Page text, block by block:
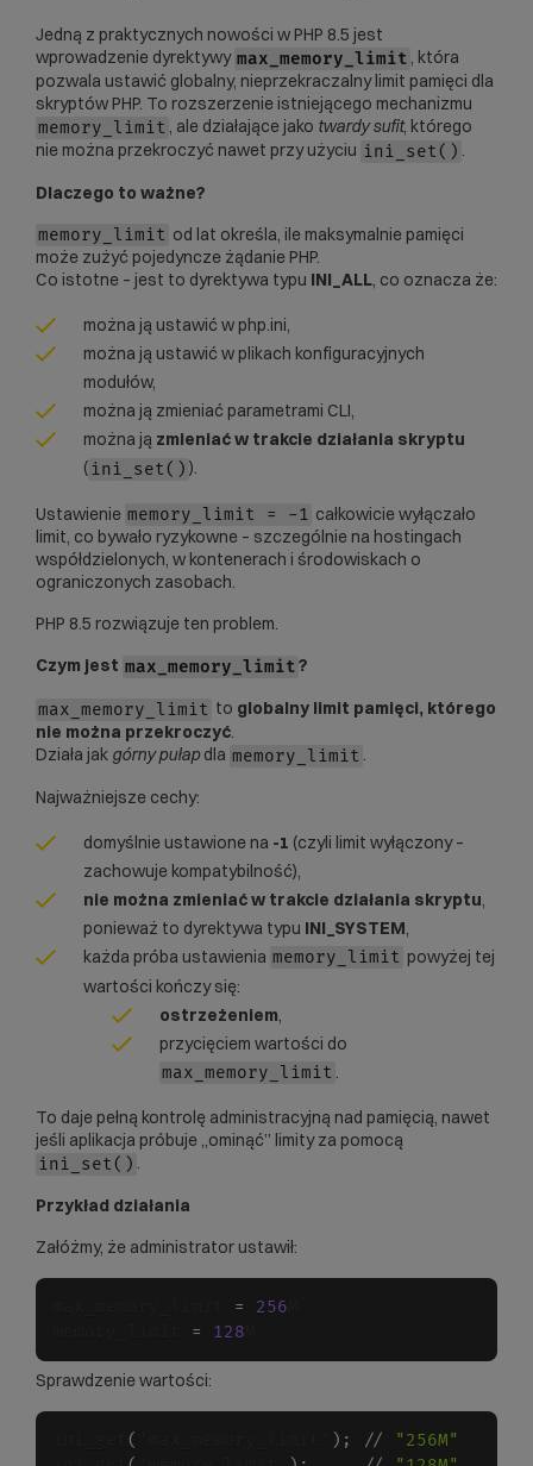
Jedną z praktycznych nowości w PHP 8.5 jest
wprowadzenie dyrektywy max_memory_limit , która
pozwala ustawić globalny, nieprzekraczalny limit pamięci dla
skryptów PHP. To rozszerzenie istniejącego mechanizmu
memory_limit , ale działające jako twardy sufit, którego
nie można przekroczyć nawet przy użyciu ini_set() .
Dlaczego to ważne?
memory_limit od lat określa, ile maksymalnie pamięci
może zużyć pojedyncze żądanie PHP.
Co istotne – jest to dyrektywa typu INI_ALL, co oznacza że:
można ją ustawić w php.ini,
można ją ustawić w plikach konfiguracyjnych
modułów,
można ją zmieniać parametrami CLI,
można ją zmieniać w trakcie działania skryptu
(ini_set() ).
Ustawienie memory_limit = -1 całkowicie wyłączało
limit, co bywało ryzykowne – szczególnie na hostingach
współdzielonych, w kontenerach i środowiskach o
ograniczonych zasobach.
PHP 8.5 rozwiązuje ten problem.
Czym jest max_memory_limit?
max_memory_limit to globalny limit pamięci, którego
nie można przekroczyć.
Działa jak górny pułapdla memory_limit .
Najważniejsze cechy:
domyślnie ustawione na -1 (czyli limit wyłączony –
zachowuje kompatybilność),
nie można zmieniać w trakcie działania skryptu,
ponieważ to dyrektywa typu INI_SYSTEM,
każda próba ustawienia memory_limit powyżej tej
wartości kończy się:
ostrzeżeniem,
przycięciem wartości do
max_memory_limit .
To daje pełną kontrolę administracyjną nad pamięcią, nawet
jeśli aplikacja próbuje „ominąć” limity za pomocą
ini_set() .
Przykład działania
Załóżmy, że administrator ustawił:
= 256
= 128
Sprawdzenie wartości:
( ) ; //
"256M"